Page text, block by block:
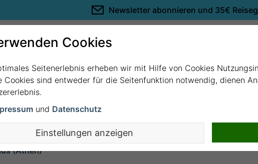
Newsletter abonnieren und 35€
Türkei mit Costa Pacifica
(Athen)
Cookies
Seitenerlebnis erheben wir mit Hilfe von Cookies
Cookies sind entweder für die Seitenfunktion notwendig, dienen
und Datenschutz
Einstellungen anzeigen